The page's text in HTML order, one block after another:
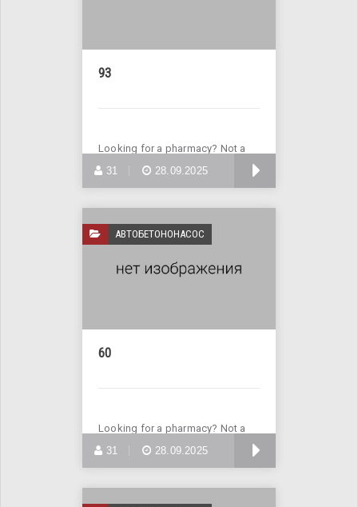
93
Looking for a pharmacy? Not a
problem! Visit the website
31 28.09.2025
АВТОБЕТОНОНАСОС
60
Looking for a pharmacy? Not a
problem! Visit the website
31 28.09.2025